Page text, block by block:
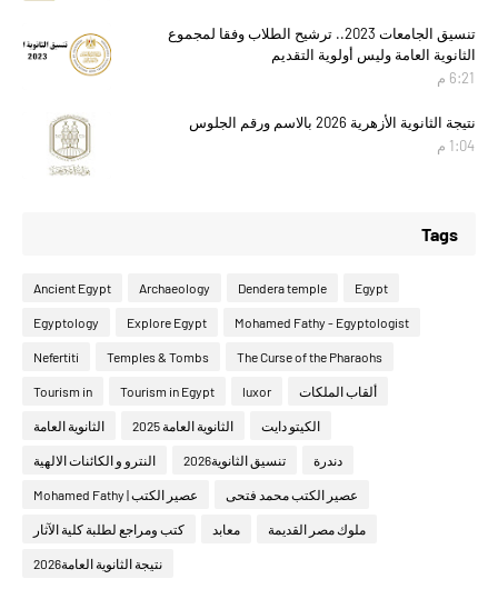
تنسيق الجامعات 2023.. ترشيح الطلاب وفقا لمجموع
الثانوية العامة وليس أولوية التقديم
6:21 م
نتيجة الثانوية الأزهرية 2026 بالاسم ورقم الجلوس
1:04 م
Tags
Ancient Egypt Archaeology Dendera temple Egypt
Egyptology Explore Egypt Mohamed Fathy - Egyptologist
Nefertiti Temples & Tombs The Curse of the Pharaohs
Tourism in Tourism in Egypt luxor ألقاب الملكات
الثانوية العامة الثانوية العامة 2025 الكيتو دايت
النترو و الكائنات الالهية تنسيق الثانوية2026 دندرة
عصير الكتب | Mohamed Fathy عصير الكتب محمد فتحى
كتب ومراجع لطلبة كلية الآثار معابد ملوك مصر القديمة
نتيجة الثانوية العامة2026